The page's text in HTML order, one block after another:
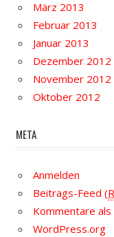
März 2013
Februar 2013
Januar 2013
Dezember 2012
November 2012
Oktober 2012
META
Anmelden
Beitrags-Feed (
Kommentare als
WordPress.org